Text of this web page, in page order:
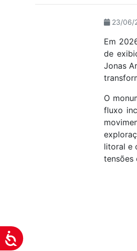
Acessibilidade
23/06/
Em
de
Jonas
O
fluxo
litoral e
tensões